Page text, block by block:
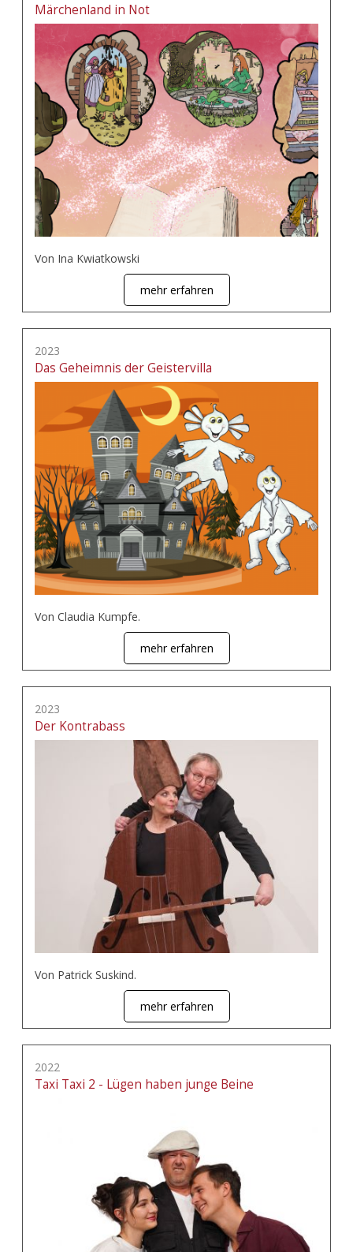
Märchenland in Not
Von Ina Kwiatkowski
mehr erfahren
2023
Das Geheimnis der Geistervilla
Von Claudia Kumpfe.
mehr erfahren
2023
Der Kontrabass
Von Patrick Suskind.
mehr erfahren
2022
Taxi Taxi 2 - Lügen haben junge Beine